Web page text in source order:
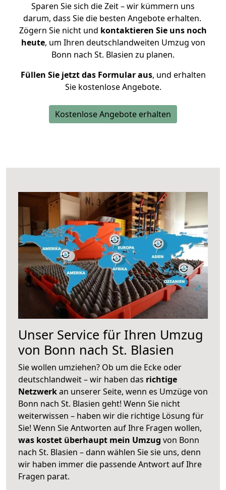
Sparen Sie sich die Zeit – wir kümmern uns
darum, dass Sie die besten Angebote erhalten.
Zögern Sie nicht und kontaktieren Sie uns noch
heute, um Ihren deutschlandweiten Umzug von
Bonn nach St. Blasien zu planen.
Füllen Sie jetzt das Formular aus, und erhalten
Sie kostenlose Angebote.
Kostenlose Angebote erhalten
Unser Service für Ihren Umzug
von Bonn nach St. Blasien
Sie wollen umziehen? Ob um die Ecke oder
deutschlandweit – wir haben das richtige
Netzwerkan unserer Seite, wenn es Umzüge von
Bonn nach St. Blasien geht! Wenn Sie nicht
weiterwissen – haben wir die richtige Lösung für
Sie! Wenn Sie Antworten auf Ihre Fragen wollen,
was kostet überhaupt mein Umzug von Bonn
nach St. Blasien – dann wählen Sie sie uns, denn
wir haben immer die passende Antwort auf Ihre
Fragen parat.